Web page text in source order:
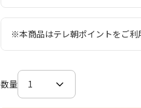
※本商品はテレ朝ポイントをご利
数量